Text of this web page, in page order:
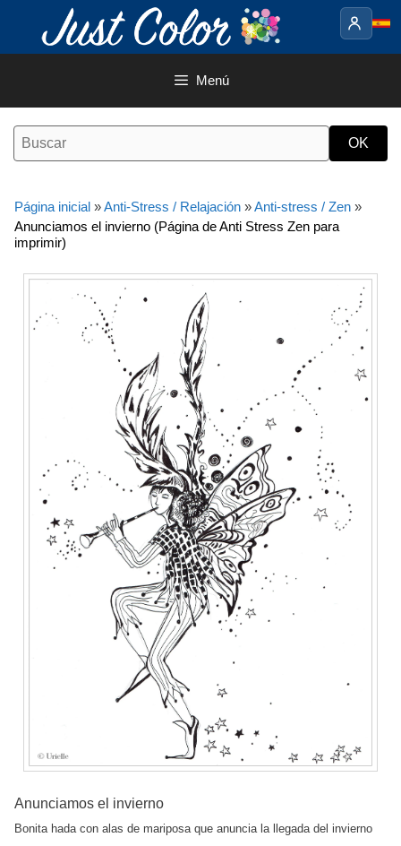
contenido
Menú
Página inicial »Anti-Stress / Relajación »Anti-stress / Zen »
Anunciamos el invierno (Página de Anti Stress Zen para
imprimir)
Anunciamos el invierno
Bonita hada con alas de mariposa que anuncia la llegada del invierno